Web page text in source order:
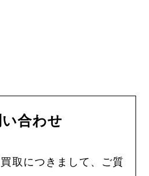
合わせ
取につきまして、ご質